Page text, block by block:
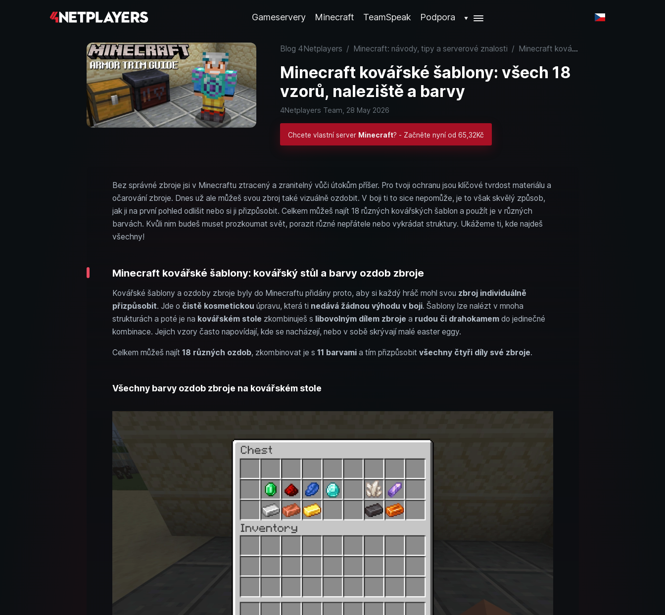
Gameservery Minecraft TeamSpeak Podpora ▼
Blog 4Netplayers / Minecraft: návody, tipy a serverové znalosti / Minecraft kovářské šablony: všech 18 vzorů, naleziště a barvy
Minecraft kovářské šablony: všech 18
vzorů, naleziště a barvy
4Netplayers Team, 28 May 2026
Chcete vlastní server Minecraft? - Začněte nyní od 65,32Kč
Bez správné zbroje jsi v Minecraftu ztracený a zranitelný vůči útokům příšer. Pro tvoji ochranu jsou klíčové tvrdost materiálu a
očarování zbroje. Dnes už ale můžeš svou zbroj také vizuálně ozdobit. V boji ti to sice nepomůže, je to však skvělý způsob,
jak ji na první pohled odlišit nebo si ji přizpůsobit. Celkem můžeš najít 18 různých kovářských šablon a použít je v různých
barvách. Kvůli nim budeš muset prozkoumat svět, porazit různé nepřátele nebo vykrádat struktury. Ukážeme ti, kde najdeš
všechny!
Minecraft kovářské šablony: kovářský stůl a barvy ozdob zbroje
Kovářské šablony a ozdoby zbroje byly do Minecraftu přidány proto, aby si každý hráč mohl svou zbroj individuálně
přizpůsobit. Jde o čistě kosmetickou úpravu, která ti nedává žádnou výhodu v boji. Šablony lze nalézt v mnoha
strukturách a poté je na kovářském stole zkombinuješ s libovolným dílem zbroje a rudou či drahokamemdo jedinečné
kombinace. Jejich vzory často napovídají, kde se nacházejí, nebo v sobě skrývají malé easter eggy.
Celkem můžeš najít 18 různých ozdob, zkombinovat je s 11 barvamia tím přizpůsobit všechny čtyři díly své zbroje.
Všechny barvy ozdob zbroje na kovářském stole